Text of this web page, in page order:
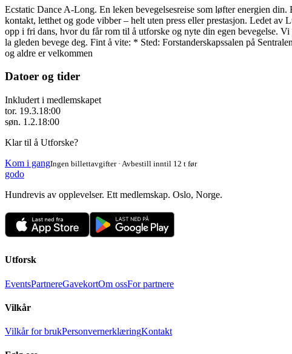
Ecstatic Dance A-Long. En leken bevegelsesreise som løfter energien
kontakt, letthet og gode vibber – helt uten press eller prestasjon. Ledet
opp i fri dans, hvor du får rom til å utforske og nyte din egen bevegelse.
la gleden bevege deg. Fint å vite: * Sted: Forstanderskapssalen på
og aldre er velkommen
Datoer og tider
Inkludert i medlemskapet
tor. 19.3.18:00
søn. 1.2.18:00
Klar til å Utforske?
Kom i gangIngen billettavgifter · Avbestill inntil 12 t før
godo
Hundrevis av opplevelser. Ett medlemskap. Oslo, Norge.
Utforsk
EventsPartnereGavekortOm ossFor partnere
Vilkår
Vilkår for brukPersonvernerklæringKontakt